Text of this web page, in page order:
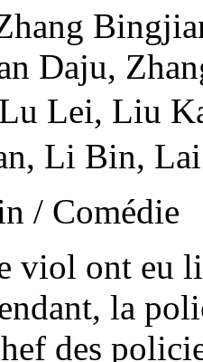
Daju,
Lei, Liu
Li Bin,
/ Comédie
viol ont eu
la
des